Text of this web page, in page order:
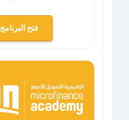
فتح البرنامج